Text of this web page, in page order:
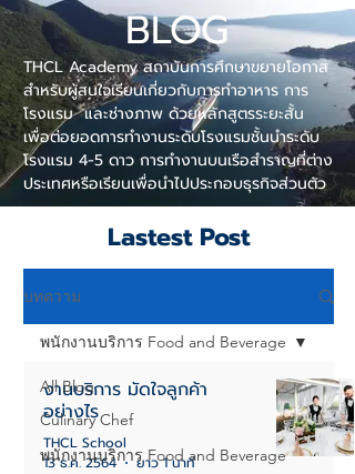
BLOG
THCL Academy สถาบันการศึกษาขยายโอกาส
สำหรับผู้สนใจเรียนเกี่ยวกับการทำอาหาร การ
โรงแรม และช่างภาพ ด้วยหลักสูตรระยะสั้น
เพื่อต่อยอดการทำงานระดับโรงแรมชั้นนำระดับ
โรงแรม 4-5 ดาว การทำงานบนเรือสำราญที่ต่าง
ประเทศหรือเรียนเพื่อนำไปประกอบธุรกิจส่วนตัว
Lastest Post
บทความ
All Blog
Culinary Chef
พนักงานบริการ Food and Beverage
พนักงานบริการ Food and Beverage
งานบริการ มัดใจลูกค้า
อย่างไร
THCL School
13 ธ.ค. 2564
ยาว 1 นาที